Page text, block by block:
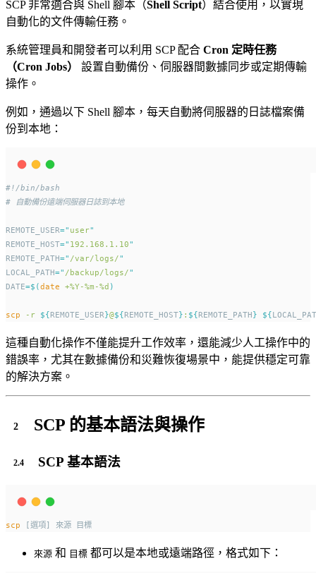
SCP 非常適合與 Shell 腳本（Shell Script）結合使用，以實現
自動化的文件傳輸任務。
系統管理員和開發者可以利用 SCP 配合 Cron 定時任務
（Cron Jobs）
設置自動備份、伺服器間數據同步或定期傳輸
操作。
例如，通過以下 Shell 腳本，每天自動將伺服器的日誌檔案備
份到本地：
#!/bin/bash
# 自動備份遠端伺服器日誌到本地
REMOTE_USER=" user"
REMOTE_HOST=" 192.168.1.10"
REMOTE_PATH=" /var/logs/"
LOCAL_PATH=" /backup/logs/"
DATE=$(date +%Y-%m-%d )
scp -r ${REMOTE_USER}@${REMOTE_HOST} : ${REMOTE_PATH} ${
這種自動化操作不僅能提升工作效率，還能減少人工操作中的
錯誤率，尤其在數據備份和災難恢復場景中，能提供穩定可靠
的解決方案。
SCP 的基本語法與操作
SCP 基本語法
scp [選項] 來源 目標
來源 和 目標 都可以是本地或遠端路徑，格式如下：